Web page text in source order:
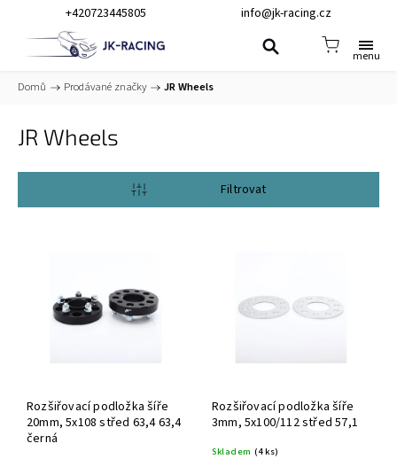
+420723445805 info@jk-racing.cz
Domů / Prodávané značky / JR Wheels
JR Wheels
Otevřít filtr
Rozšiřovací podložka šíře
20mm, 5x108 střed 63,4 63,4
černá
Rozšiřovací podložka šíře
3mm, 5x100/112 střed 57,1
Skladem (4 ks)